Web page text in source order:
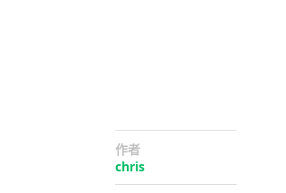
作者
chris